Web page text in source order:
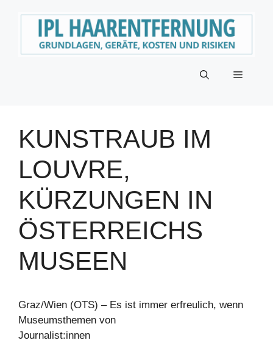
Menü
KUNSTRAUB IM
LOUVRE,
KÜRZUNGEN IN
ÖSTERREICHS
MUSEEN
Graz/Wien (OTS) – Es ist immer erfreulich, wenn
Museumsthemen von
Journalist:innen